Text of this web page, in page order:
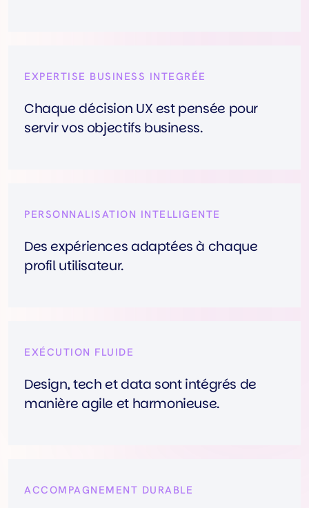
EXPERTISE BUSINESS INTEGRÉE
Chaque décision UX est pensée pour
servir vos objectifs business.
PERSONNALISATION INTELLIGENTE
Des expériences adaptées à chaque
profil utilisateur.
EXÉCUTION FLUIDE
Design, tech et data sont intégrés de
manière agile et harmonieuse.
ACCOMPAGNEMENT DURABLE